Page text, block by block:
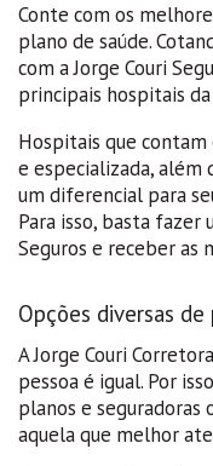
Conte com os
plano de saúde.
com a Jorge Couri
principais hospitais da
Hospitais que
e especializada,
um diferencial para
Para isso, basta fazer
Seguros e receber as
Opções diversas
A Jorge Couri
pessoa é igual. Por
planos e seguradoras
aquela que melhor